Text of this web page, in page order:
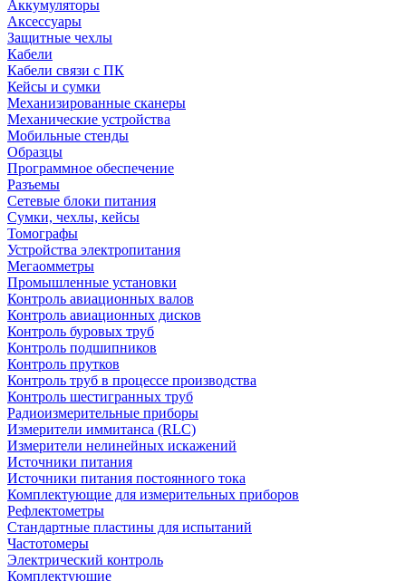
Аккумуляторы
Аксессуары
Защитные чехлы
Кабели
Кабели связи с ПК
Кейсы и сумки
Механизированные сканеры
Механические устройства
Мобильные стенды
Образцы
Программное обеспечение
Разъемы
Сетевые блоки питания
Сумки, чехлы, кейсы
Томографы
Устройства электропитания
Мегаомметры
Промышленные установки
Контроль авиационных валов
Контроль авиационных дисков
Контроль буровых труб
Контроль подшипников
Контроль прутков
Контроль труб в процессе производства
Контроль шестигранных труб
Радиоизмерительные приборы
Измерители иммитанса (RLC)
Измерители нелинейных искажений
Источники питания
Источники питания постоянного тока
Комплектующие для измерительных приборов
Рефлектометры
Стандартные пластины для испытаний
Частотомеры
Электрический контроль
Комплектующие